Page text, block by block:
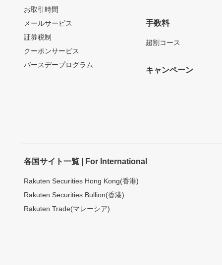
お取引時間
メールサービス
証券税制
クーポンサービス
バースデープログラム
手数料
超割コース
キャンペーン
各国サイト一覧 | For International
Rakuten Securities Hong Kong(香港)
Rakuten Securities Bullion(香港)
Rakuten Trade(マレーシア)